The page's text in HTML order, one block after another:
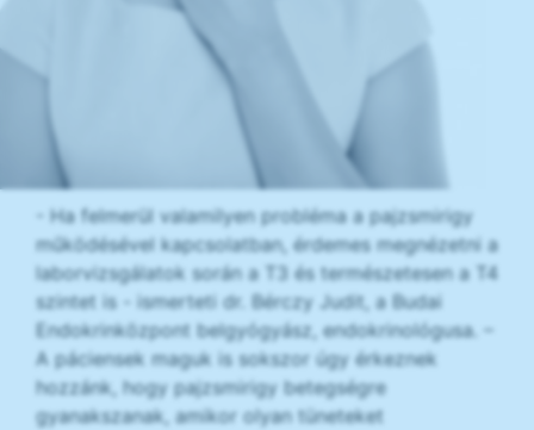
- Ha felmerül valamilyen probléma a pajzsmirigy
működésével kapcsolatban, érdemes megnézetni a
laborvizsgálatok során a T3 és természetesen a T4
szintet is - ismerteti dr. Bérczy Judit, a Budai
Endokrinközpont belgyógyász, endokrinológusa. –
A páciensek maguk is sokszor úgy érkeznek
hozzánk, hogy pajzsmirigy betegségre
gyanakszanak, amikor olyan tüneteket